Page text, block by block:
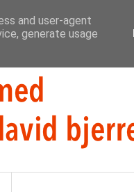
and user-agent
generate usage